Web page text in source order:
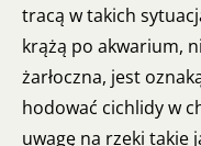
tracą w takich
krążą po akwarium,
żarłoczna, jest
hodować cichlidy w
uwagę na rzeki takie